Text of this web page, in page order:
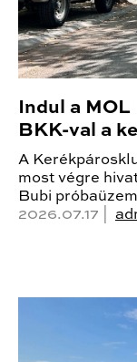
Indul a
BKK-val a
A
most végre
Bubi
2026.07.17 |